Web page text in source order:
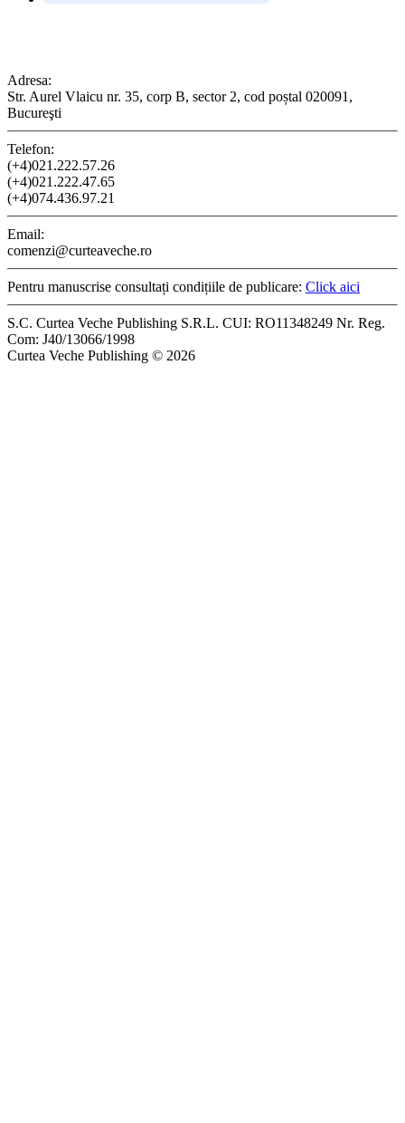
Adresa:
Str. Aurel Vlaicu nr. 35, corp B, sector 2, cod poștal 020091,
Bucureşti
Telefon:
(+4)021.222.57.26
(+4)021.222.47.65
(+4)074.436.97.21
Email:
comenzi@curteaveche.ro
Pentru manuscrise consultați condițiile de publicare: Click aici
S.C. Curtea Veche Publishing S.R.L. CUI: RO11348249 Nr. Reg.
Com: J40/13066/1998
Curtea Veche Publishing © 2026